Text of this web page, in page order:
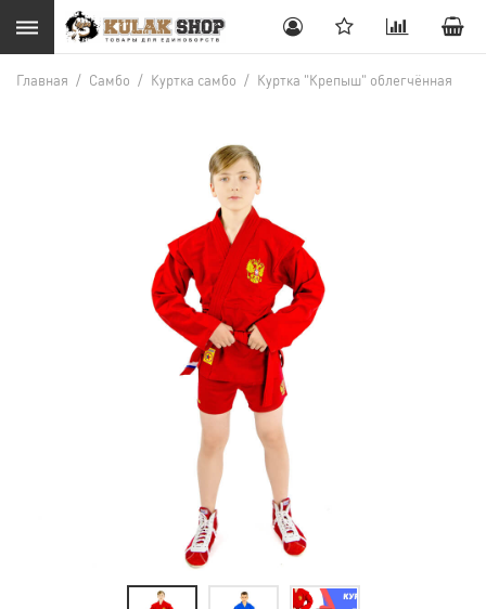
Главная / Самбо / Куртка самбо / Куртка "Крепыш" облегчённая